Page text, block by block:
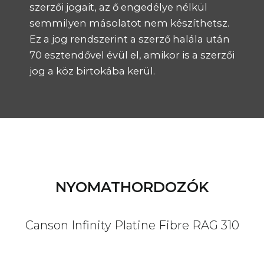
szerzői jogait, az ő engedélye nélkül
semmilyen másolatot nem készíthetsz.
Ez a jog rendszerint a szerző halála után
70 esztendővel évül el, amikor is a szerzői
jog a köz birtokába kerül.
NYOMATHORDOZÓK
Canson Infinity Platine Fibre RAG 310